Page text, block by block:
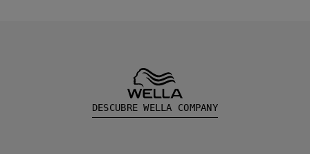
DESCUBRE WELLA COMPANY